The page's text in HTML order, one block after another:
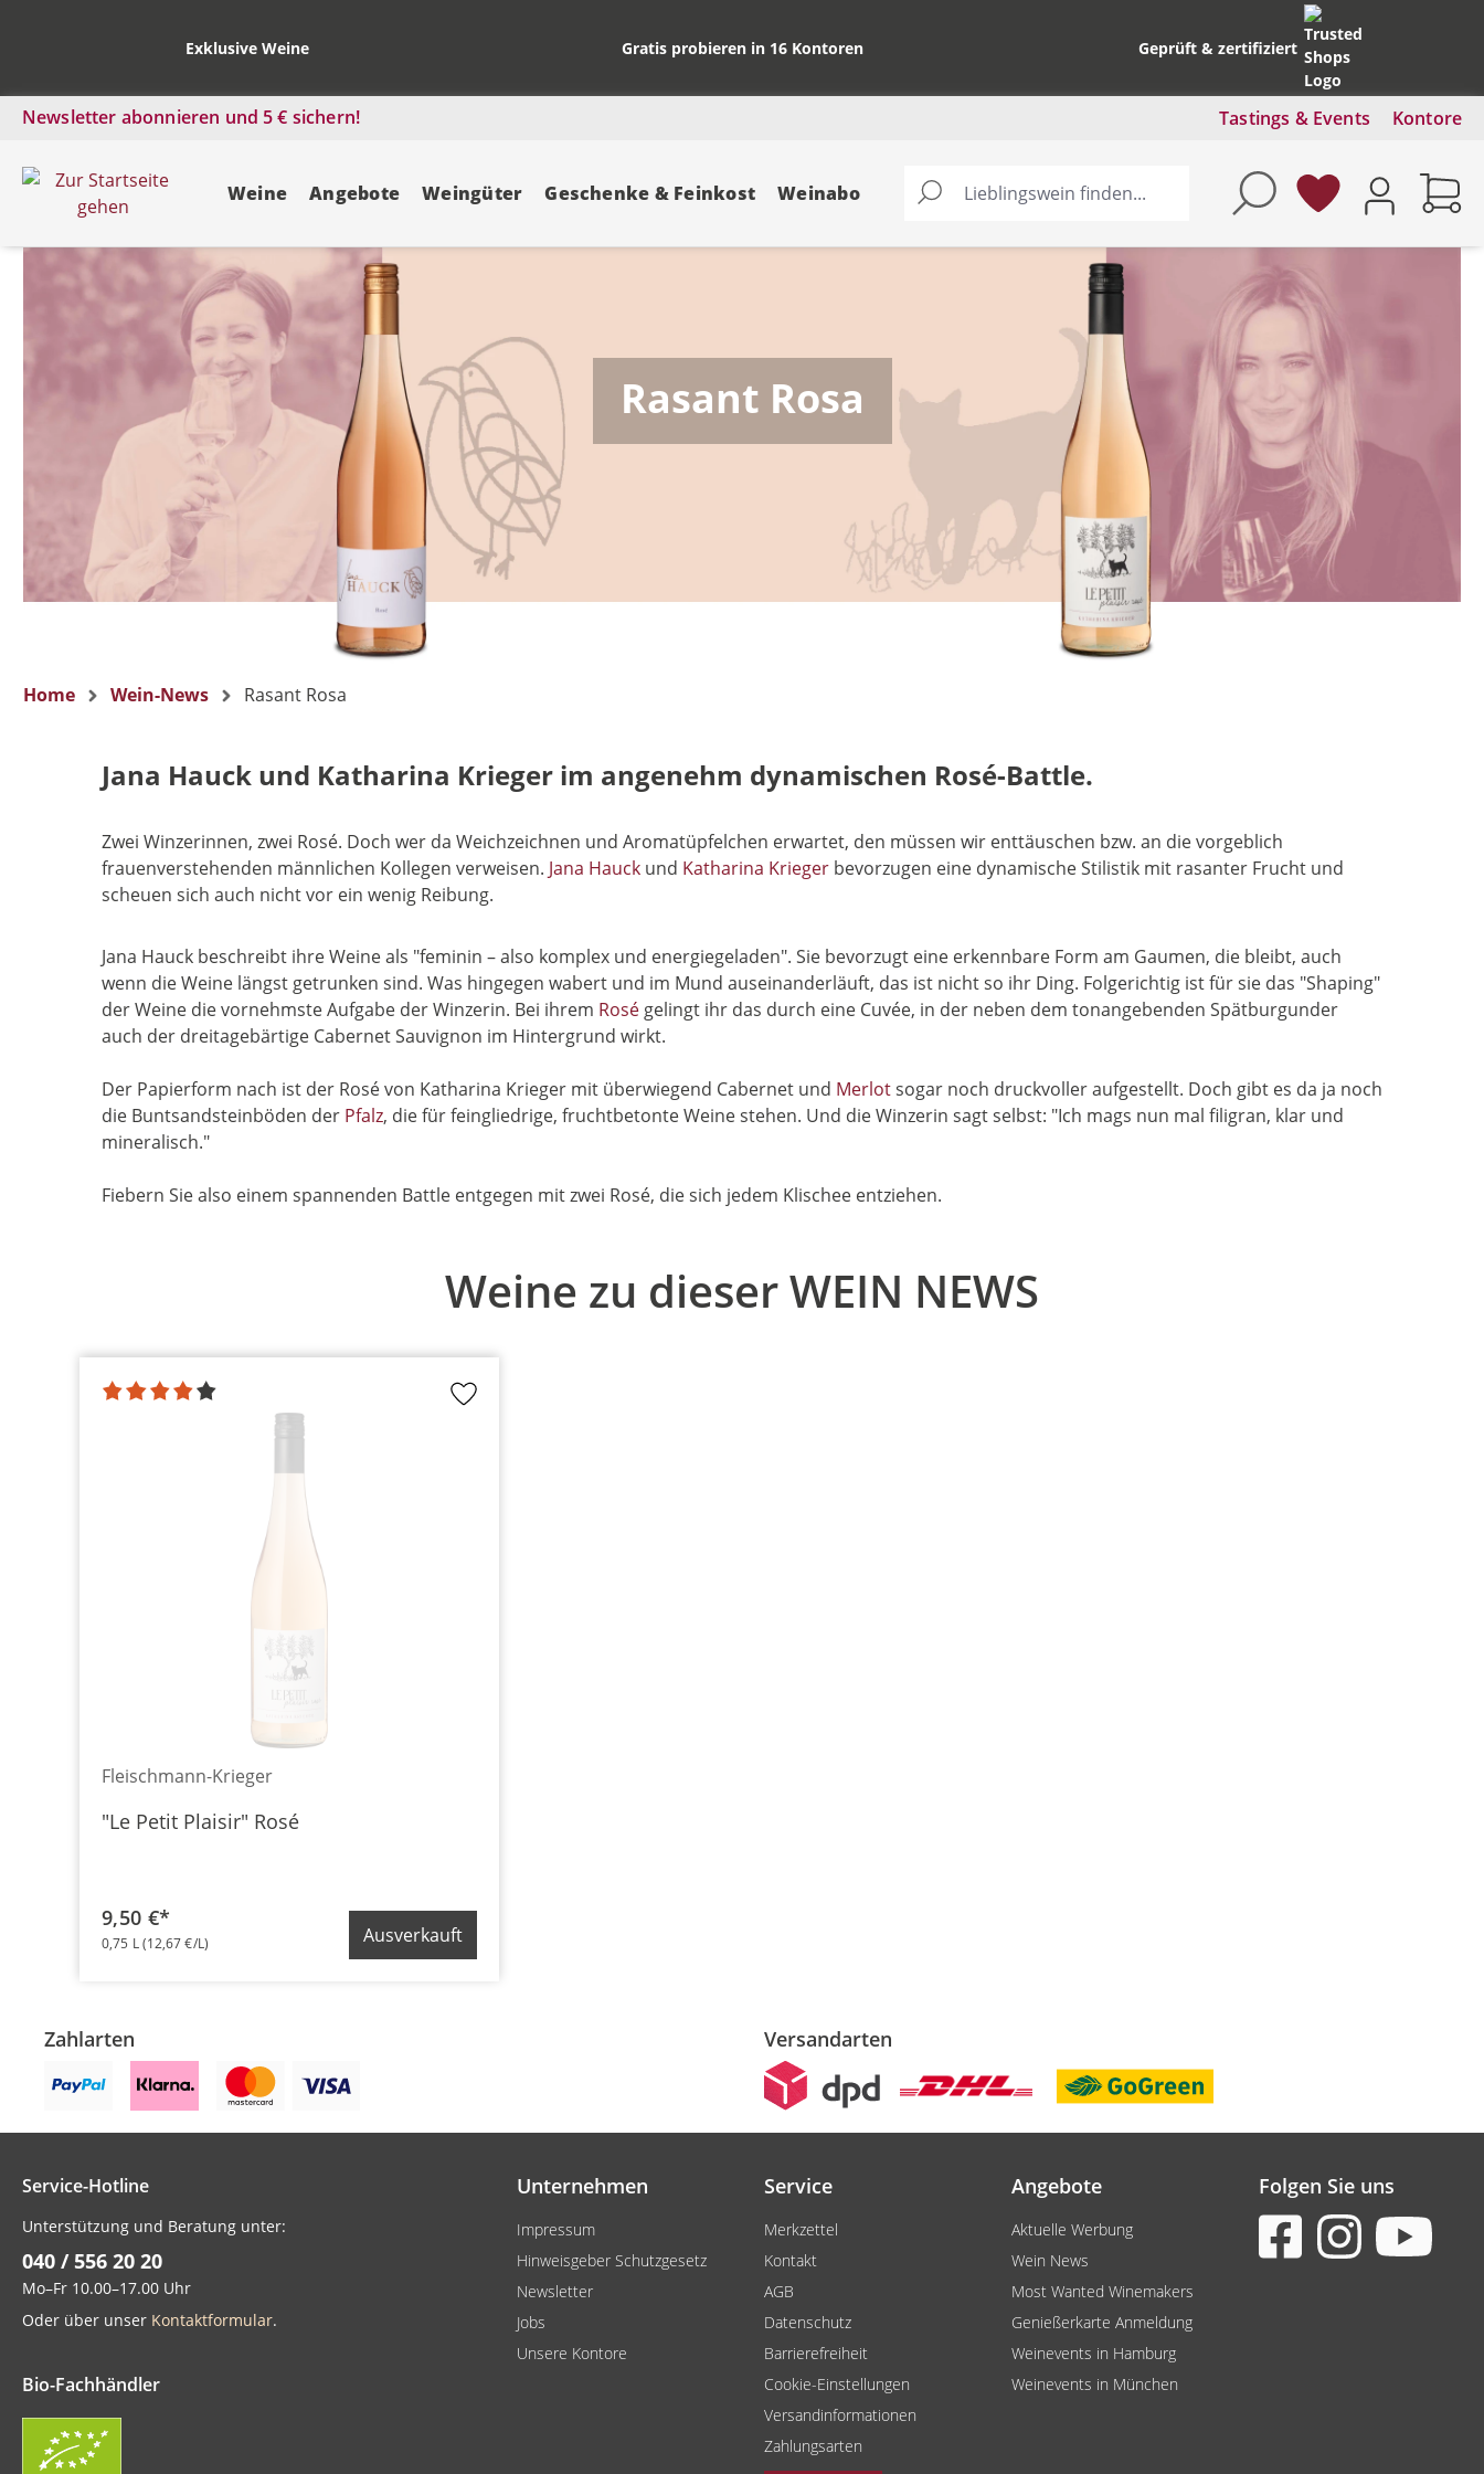
Exklusive Weine Gratis probieren in 16 Kontoren Geprüft & zertifiziert
Tastings & Events Kontore
Newsletter abonnieren und 5 € sichern!
Weine Angebote Weingüter Geschenke & Feinkost Weinabo
Home Wein-News Rasant Rosa
Rasant Rosa
Jana Hauck und Katharina Krieger im angenehm dynamischen Rosé-Battle.
Zwei Winzerinnen, zwei Rosé. Doch wer da Weichzeichnen und Aromatüpfelchen erwartet, den müssen wir enttäuschen bzw. an die vorgeblich
frauenverstehenden männlichen Kollegen verweisen. Jana Hauck und Katharina Krieger bevorzugen eine dynamische Stilistik mit rasanter Frucht und
scheuen sich auch nicht vor ein wenig Reibung.
Jana Hauck beschreibt ihre Weine als "feminin – also komplex und energiegeladen". Sie bevorzugt eine erkennbare Form am Gaumen, die bleibt, auch
wenn die Weine längst getrunken sind. Was hingegen wabert und im Mund auseinanderläuft, das ist nicht so ihr Ding. Folgerichtig ist für sie das "Shaping"
der Weine die vornehmste Aufgabe der Winzerin. Bei ihrem Rosé gelingt ihr das durch eine Cuvée, in der neben dem tonangebenden Spätburgunder
auch der dreitagebärtige Cabernet Sauvignon im Hintergrund wirkt.
Der Papierform nach ist der Rosé von Katharina Krieger mit überwiegend Cabernet und Merlotsogar noch druckvoller aufgestellt. Doch gibt es da ja noch
die Buntsandsteinböden der Pfalz, die für feingliedrige, fruchtbetonte Weine stehen. Und die Winzerin sagt selbst: "Ich mags nun mal filigran, klar und
mineralisch."
Fiebern Sie also einem spannenden Battle entgegen mit zwei Rosé, die sich jedem Klischee entziehen.
Weine zu dieser WEIN NEWS
Fleischmann-Krieger
"Le Petit Plaisir" Rosé
9,50 €*
0,75 L(12,67 €/L) Ausverkauft
Zahlarten Versandarten
Service-Hotline
Unterstützung und Beratung unter:
040 / 556 20 20
Mo–Fr 10.00–17.00 Uhr
Oder über unser Kontaktformular.
Bio-Fachhändler
Unternehmen
Impressum
Hinweisgeber Schutzgesetz
Newsletter
Jobs
Unsere Kontore
Service
Merkzettel
Kontakt
AGB
Datenschutz
Barrierefreiheit
Cookie-Einstellungen
Versandinformationen
Zahlungsarten
Angebote
Aktuelle Werbung
Wein News
Most Wanted Winemakers
Genießerkarte Anmeldung
Weinevents in Hamburg
Weinevents in München
Folgen Sie uns